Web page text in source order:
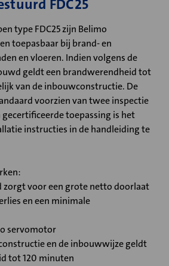
FDC25
type FDC25 zijn Belimo
toepasbaar bij brand- en
en vloeren. Indien volgens de
geldt een brandwerendheid tot
van de inbouwconstructie. De
voorzien van twee inspectie
toepassing is het
instructies in de handleiding te
zorgt voor een grote netto doorlaat
en een minimale
servomotor
en de inbouwwijze geldt
tot 120 minuten